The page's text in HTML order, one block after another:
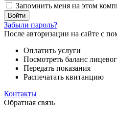
Запомнить меня на этом
Забыли пароль?
После авторизации на сайте с
Оплатить услуги
Посмотреть баланс
Передать показания
Распечатать квитанцию
Контакты
Обратная связь